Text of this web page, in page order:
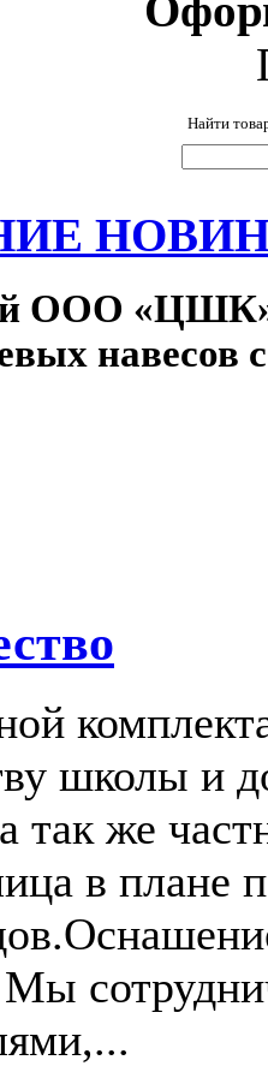
Найти
ООО «ЦШК»
навесов
школы и
так же
в плане